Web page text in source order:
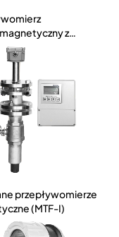
z
(MTF-F-100)
przepływomierze
(MTF-I)